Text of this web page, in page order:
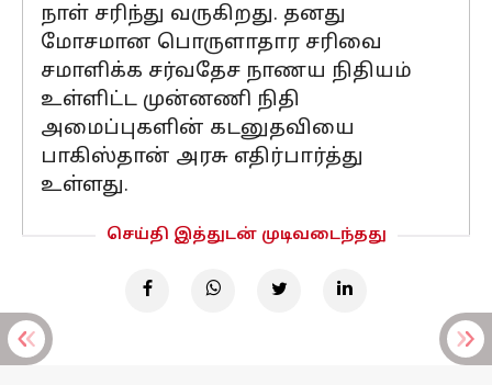
நாள் சரிந்து வருகிறது. தனது
மோசமான பொருளாதார சரிவை
சமாளிக்க சர்வதேச நாணய நிதியம்
உள்ளிட்ட முன்னணி நிதி
அமைப்புகளின் கடனுதவியை
பாகிஸ்தான் அரசு எதிர்பார்த்து
உள்ளது.
செய்தி இத்துடன் முடிவடைந்தது